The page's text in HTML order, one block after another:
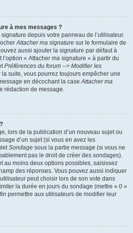
à mes messages ?
depuis votre panneau de l’utilisateur.
Attacher ma signature sur le formulaire de
aussi ajouter la signature par défaut à
« Attacher ma signature » à partir du
Préférences du forum --> Modifier les
la suite, vous pourrez toujours empêcher une
en décochant la caseAttacher ma
rédaction de message.
lors de la publication d’un nouveau sujet ou
d’un sujet (si vous en avez les
Sondage sous la partie message (si vous ne
pas le droit de créer des sondages).
au moins deux options possibles, saisissez
des réponses. Vous pouvez aussi indiquer
peut choisir lors de son vote dans
la durée en jours du sondage (mettre « 0 »
permettre aux utilisateurs de modifier leur